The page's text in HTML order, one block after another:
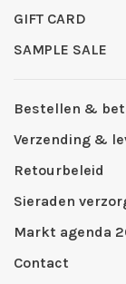
GIFT CARD
SAMPLE SALE
Bestellen &
Verzending &
Retourbeleid
Sieraden
Markt agenda
Contact